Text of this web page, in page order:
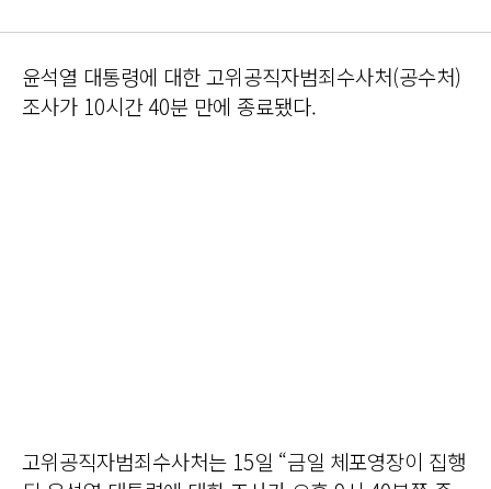
윤석열 대통령에 대한 고위공직자범죄수사처(공수처)
조사가 10시간 40분 만에 종료됐다.
고위공직자범죄수사처는 15일 “금일 체포영장이 집행